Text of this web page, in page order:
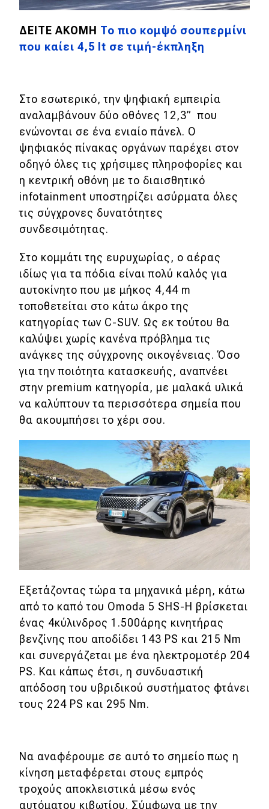
MOTO
Συμβουλές
Χρηστικά
Συμβουλές
ΚΤΕΟ
Οδική βοήθεια
eDRIVE
DRIVE USED
ΔΕΙΤΕ ΑΚΟΜΗ To πιο κομψό σουπερμίνι
που καίει 4,5 lt σε τιμή-έκπληξη
Στο εσωτερικό, την ψηφιακή εμπειρία
αναλαμβάνουν δύο οθόνες 12,3” που
ενώνονται σε ένα ενιαίο πάνελ. O
ψηφιακός πίνακας οργάνων παρέχει στον
οδηγό όλες τις χρήσιμες πληροφορίες και
η κεντρική οθόνη με το διαισθητικό
infotainment υποστηρίζει ασύρματα όλες
τις σύγχρονες δυνατότητες
συνδεσιμότητας.
Στο κομμάτι της ευρυχωρίας, ο αέρας
ιδίως για τα πόδια είναι πολύ καλός για
αυτοκίνητο που με μήκος 4,44 m
τοποθετείται στο κάτω άκρο της
κατηγορίας των C-SUV. Ως εκ τούτου θα
καλύψει χωρίς κανένα πρόβλημα τις
ανάγκες της σύγχρονης οικογένειας. Όσο
για την ποιότητα κατασκευής, αναπνέει
στην premium κατηγορία, με μαλακά υλικά
να καλύπτουν τα περισσότερα σημεία που
θα ακουμπήσει το χέρι σου.
Εξετάζοντας τώρα τα μηχανικά μέρη, κάτω
από το καπό του Omoda 5 SHS-H βρίσκεται
ένας 4κύλινδρος 1.500άρης κινητήρας
βενζίνης που αποδίδει 143 PS και 215 Nm
και συνεργάζεται με ένα ηλεκτρομοτέρ 204
PS. Και κάπως έτσι, η συνδυαστική
απόδοση του υβριδικού συστήματος φτάνει
τους 224 PS και 295 Nm.
Να αναφέρουμε σε αυτό το σημείο πως η
κίνηση μεταφέρεται στους εμπρός
τροχούς αποκλειστικά μέσω ενός
αυτόματου κιβωτίου. Σύμφωνα με την